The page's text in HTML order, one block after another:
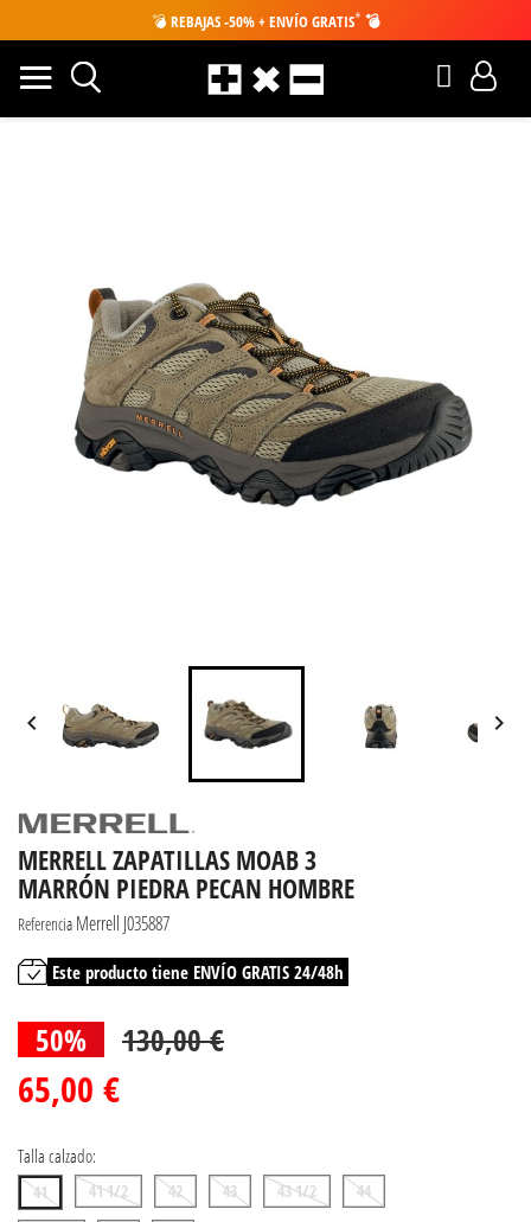
💣 REBAJAS -50% + ENVÍO GRATIS* 💣
 
MERRELL ZAPATILLAS MOAB 3
MARRÓN PIEDRA PECAN HOMBRE
Referencia Merrell J035887
Este producto tiene ENVÍO GRATIS 24/48h
50% 130,00 €
65,00 €
Talla calzado:
41 41 1/2 42 43 43 1/2
44